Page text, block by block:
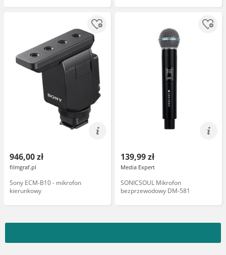
946,00 zł
filmgraf.pl
Sony ECM-B10 - mikrofon
kierunkowy
139,99 zł
Media Expert
SONICSOUL Mikrofon
bezprzewodowy DM-581